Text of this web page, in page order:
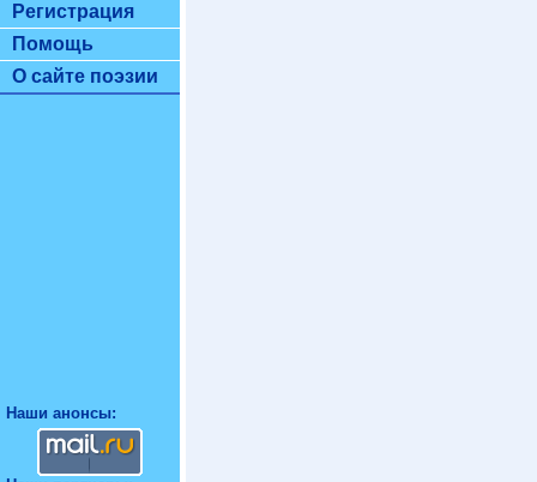
Регистрация
Помощь
О сайте поэзии
Наши анонсы: